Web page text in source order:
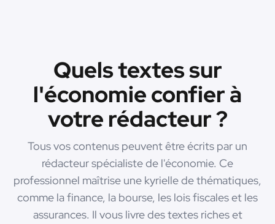
Quels textes sur
l'économie confier à
votre rédacteur ?
Tous vos contenus peuvent être écrits par un
rédacteur spécialiste de l'économie. Ce
professionnel maîtrise une kyrielle de thématiques,
comme la finance, la bourse, les lois fiscales et les
assurances. Il vous livre des textes riches et